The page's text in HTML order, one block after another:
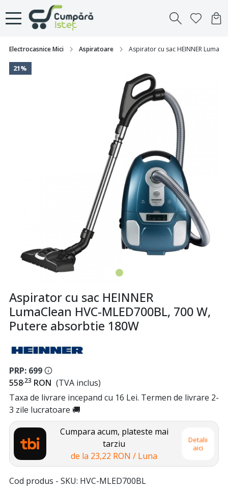
Electrocasnice Mici Aspiratoare Aspirator cu sac HEINNER
21%
Aspirator cu sac HEINNER
LumaClean HVC-MLED700BL, 700 W,
Putere absorbtie 180W
PRP: 699
558,23 RON (TVA inclus)
Taxa de livrare incepand cu 16 Lei. Termen de livrare 2-
3 zile lucratoare 🚚
Cumpara acum, plateste mai
tarziu
de la 23,22 RON / Luna
Detalii
aici
Cod produs - SKU HVC-MLED700BL